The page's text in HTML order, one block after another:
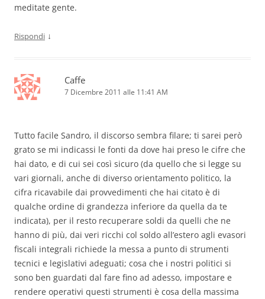
meditate gente.
Rispondi ↓
Caffe
7 Dicembre 2011 alle 11:41 AM
Tutto facile Sandro, il discorso sembra filare; ti sarei però
grato se mi indicassi le fonti da dove hai preso le cifre che
hai dato, e di cui sei così sicuro (da quello che si legge su
vari giornali, anche di diverso orientamento politico, la
cifra ricavabile dai provvedimenti che hai citato è di
qualche ordine di grandezza inferiore da quella da te
indicata), per il resto recuperare soldi da quelli che ne
hanno di più, dai veri ricchi col soldo all’estero agli evasori
fiscali integrali richiede la messa a punto di strumenti
tecnici e legislativi adeguati; cosa che i nostri politici si
sono ben guardati dal fare fino ad adesso, impostare e
rendere operativi questi strumenti è cosa della massima